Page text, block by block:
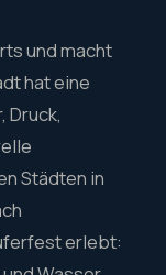
und macht
hat eine
Druck,
Städten in
erlebt: